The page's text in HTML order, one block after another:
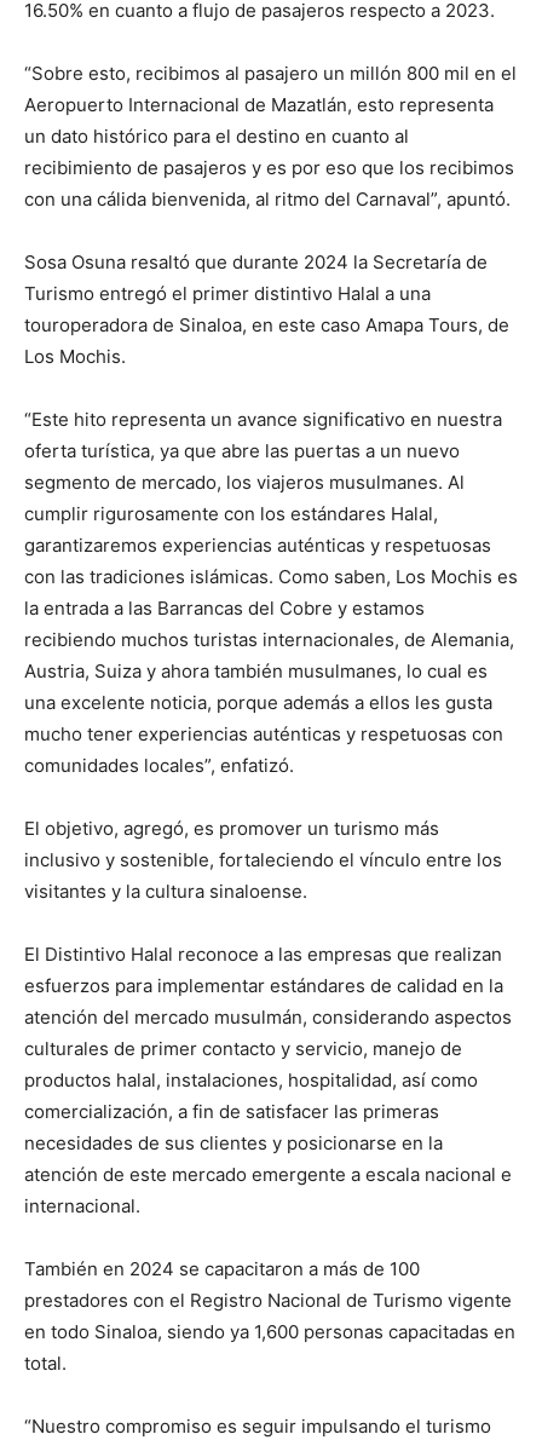
16.50% en cuanto a flujo de pasajeros respecto a 2023.
“Sobre esto, recibimos al pasajero un millón 800 mil en el
Aeropuerto Internacional de Mazatlán, esto representa
un dato histórico para el destino en cuanto al
recibimiento de pasajeros y es por eso que los recibimos
con una cálida bienvenida, al ritmo del Carnaval”, apuntó.
Sosa Osuna resaltó que durante 2024 la Secretaría de
Turismo entregó el primer distintivo Halal a una
touroperadora de Sinaloa, en este caso Amapa Tours, de
Los Mochis.
“Este hito representa un avance significativo en nuestra
oferta turística, ya que abre las puertas a un nuevo
segmento de mercado, los viajeros musulmanes. Al
cumplir rigurosamente con los estándares Halal,
garantizaremos experiencias auténticas y respetuosas
con las tradiciones islámicas. Como saben, Los Mochis es
la entrada a las Barrancas del Cobre y estamos
recibiendo muchos turistas internacionales, de Alemania,
Austria, Suiza y ahora también musulmanes, lo cual es
una excelente noticia, porque además a ellos les gusta
mucho tener experiencias auténticas y respetuosas con
comunidades locales”, enfatizó.
El objetivo, agregó, es promover un turismo más
inclusivo y sostenible, fortaleciendo el vínculo entre los
visitantes y la cultura sinaloense.
El Distintivo Halal reconoce a las empresas que realizan
esfuerzos para implementar estándares de calidad en la
atención del mercado musulmán, considerando aspectos
culturales de primer contacto y servicio, manejo de
productos halal, instalaciones, hospitalidad, así como
comercialización, a fin de satisfacer las primeras
necesidades de sus clientes y posicionarse en la
atención de este mercado emergente a escala nacional e
internacional.
También en 2024 se capacitaron a más de 100
prestadores con el Registro Nacional de Turismo vigente
en todo Sinaloa, siendo ya 1,600 personas capacitadas en
total.
“Nuestro compromiso es seguir impulsando el turismo